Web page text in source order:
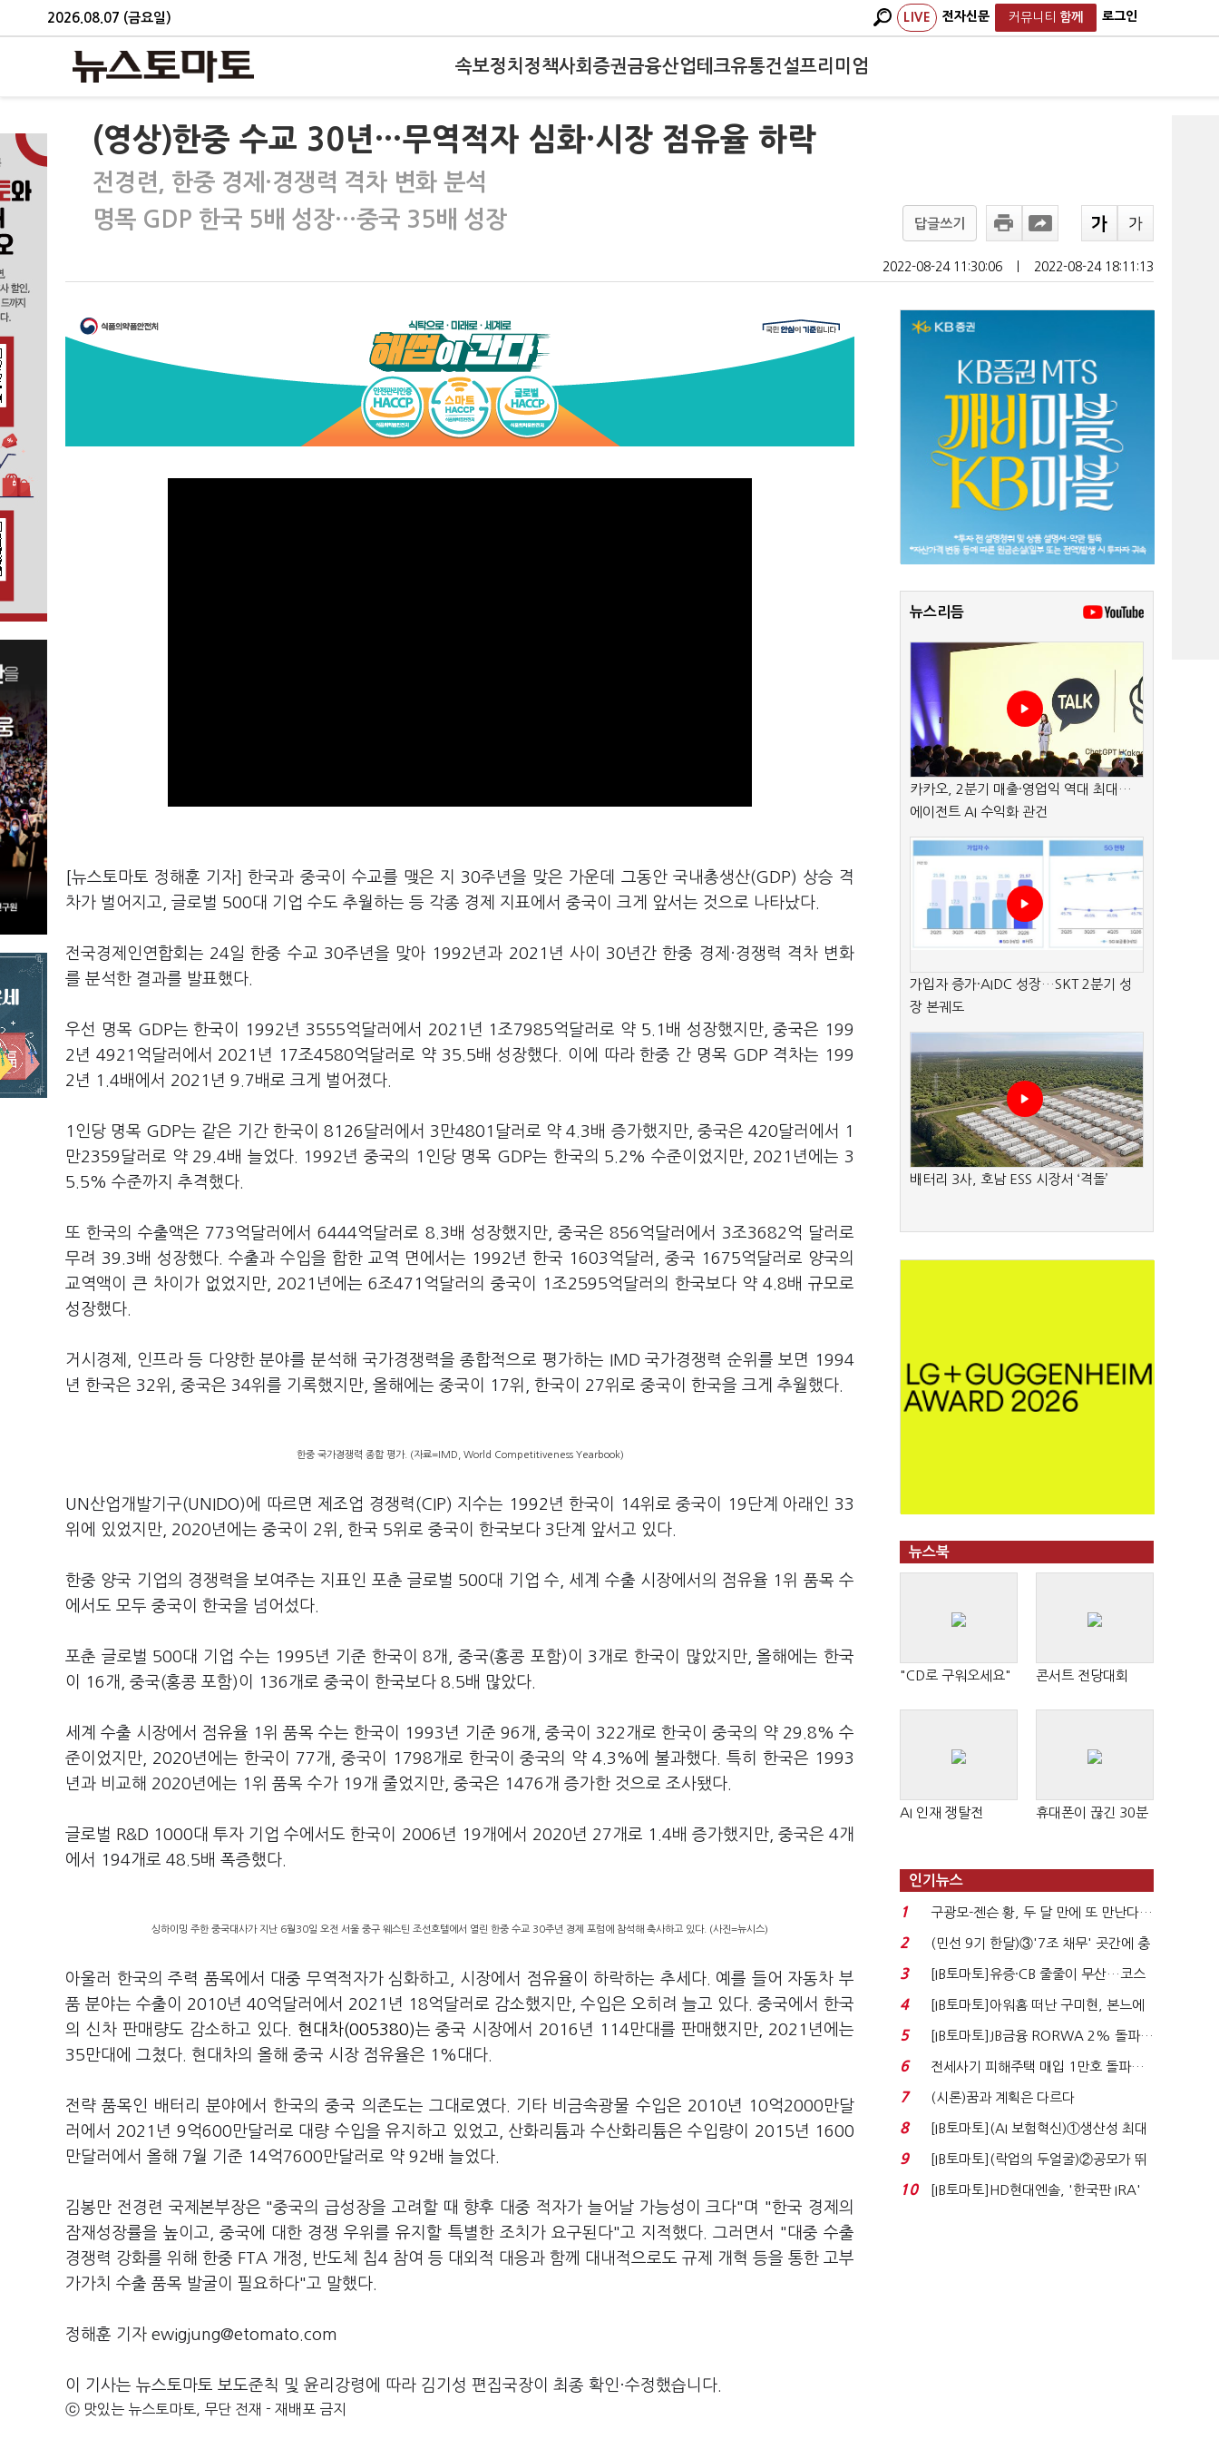
2026.08.07 (금요일) LIVE 전자신문 커뮤니티 함께 로그인
속보정치 정책사회 증권금융산업테크유통건설프리미엄
(영상)한중 수교 30년…무역적자 심화·시장 점유율 하락
전경련, 한중 경제·경쟁력 격차 변화 분석
명목 GDP 한국 5배 성장…중국 35배 성장
답글쓰기
2022-08-24 11:30:06 2022-08-24 18:11:13
[뉴스토마토 정해훈 기자] 한국과 중국이 수교를 맺은 지 30주년을 맞은 가운데 그동안 국내총생산(GDP) 상승 격
차가 벌어지고, 글로벌 500대 기업 수도 추월하는 등 각종 경제 지표에서 중국이 크게 앞서는 것으로 나타났다.
전국경제인연합회는 24일 한중 수교 30주년을 맞아 1992년과 2021년 사이 30년간 한중 경제·경쟁력 격차 변화
를 분석한 결과를 발표했다.
우선 명목 GDP는 한국이 1992년 3555억달러에서 2021년 1조7985억달러로 약 5.1배 성장했지만, 중국은 199
2년 4921억달러에서 2021년 17조4580억달러로 약 35.5배 성장했다. 이에 따라 한중 간 명목 GDP 격차는 199
2년 1.4배에서 2021년 9.7배로 크게 벌어졌다.
1인당 명목 GDP는 같은 기간 한국이 8126달러에서 3만4801달러로 약 4.3배 증가했지만, 중국은 420달러에서 1
만2359달러로 약 29.4배 늘었다. 1992년 중국의 1인당 명목 GDP는 한국의 5.2% 수준이었지만, 2021년에는 3
5.5% 수준까지 추격했다.
또 한국의 수출액은 773억달러에서 6444억달러로 8.3배 성장했지만, 중국은 856억달러에서 3조3682억 달러로
무려 39.3배 성장했다. 수출과 수입을 합한 교역 면에서는 1992년 한국 1603억달러, 중국 1675억달러로 양국의
교역액이 큰 차이가 없었지만, 2021년에는 6조471억달러의 중국이 1조2595억달러의 한국보다 약 4.8배 규모로
성장했다.
거시경제, 인프라 등 다양한 분야를 분석해 국가경쟁력을 종합적으로 평가하는 IMD 국가경쟁력 순위를 보면 1994
년 한국은 32위, 중국은 34위를 기록했지만, 올해에는 중국이 17위, 한국이 27위로 중국이 한국을 크게 추월했다.
한중 국가경쟁력 종합 평가. (자료=IMD, World Competitiveness Yearbook)
UN산업개발기구(UNIDO)에 따르면 제조업 경쟁력(CIP) 지수는 1992년 한국이 14위로 중국이 19단계 아래인 33
위에 있었지만, 2020년에는 중국이 2위, 한국 5위로 중국이 한국보다 3단계 앞서고 있다.
한중 양국 기업의 경쟁력을 보여주는 지표인 포춘 글로벌 500대 기업 수, 세계 수출 시장에서의 점유율 1위 품목 수
에서도 모두 중국이 한국을 넘어섰다.
포춘 글로벌 500대 기업 수는 1995년 기준 한국이 8개, 중국(홍콩 포함)이 3개로 한국이 많았지만, 올해에는 한국
이 16개, 중국(홍콩 포함)이 136개로 중국이 한국보다 8.5배 많았다.
세계 수출 시장에서 점유율 1위 품목 수는 한국이 1993년 기준 96개, 중국이 322개로 한국이 중국의 약 29.8% 수
준이었지만, 2020년에는 한국이 77개, 중국이 1798개로 한국이 중국의 약 4.3%에 불과했다. 특히 한국은 1993
년과 비교해 2020년에는 1위 품목 수가 19개 줄었지만, 중국은 1476개 증가한 것으로 조사됐다.
글로벌 R&D 1000대 투자 기업 수에서도 한국이 2006년 19개에서 2020년 27개로 1.4배 증가했지만, 중국은 4개
에서 194개로 48.5배 폭증했다.
싱하이밍 주한 중국대사가 지난 6월30일 오전 서울 중구 웨스틴 조선호텔에서 열린 한중 수교 30주년 경제 포럼에 참석해 축사하고 있다. (사진=뉴시스)
아울러 한국의 주력 품목에서 대중 무역적자가 심화하고, 시장에서 점유율이 하락하는 추세다. 예를 들어 자동차 부
품 분야는 수출이 2010년 40억달러에서 2021년 18억달러로 감소했지만, 수입은 오히려 늘고 있다. 중국에서 한국
의 신차 판매량도 감소하고 있다. 현대차(005380)는 중국 시장에서 2016년 114만대를 판매했지만, 2021년에는
35만대에 그쳤다. 현대차의 올해 중국 시장 점유율은 1%대다.
전략 품목인 배터리 분야에서 한국의 중국 의존도는 그대로였다. 기타 비금속광물 수입은 2010년 10억2000만달
러에서 2021년 9억600만달러로 대량 수입을 유지하고 있었고, 산화리튬과 수산화리튬은 수입량이 2015년 1600
만달러에서 올해 7월 기준 14억7600만달러로 약 92배 늘었다.
김봉만 전경련 국제본부장은 "중국의 급성장을 고려할 때 향후 대중 적자가 늘어날 가능성이 크다"며 "한국 경제의
잠재성장률을 높이고, 중국에 대한 경쟁 우위를 유지할 특별한 조치가 요구된다"고 지적했다. 그러면서 "대중 수출
경쟁력 강화를 위해 한중 FTA 개정, 반도체 칩4 참여 등 대외적 대응과 함께 대내적으로도 규제 개혁 등을 통한 고부
가가치 수출 품목 발굴이 필요하다"고 말했다.
정해훈 기자 ewigjung@etomato.com
이 기사는 뉴스토마토 보도준칙 및 윤리강령에 따라 김기성 편집국장이 최종 확인·수정했습니다.
ⓒ 맛있는 뉴스토마토, 무단 전재 - 재배포 금지
뉴스리듬
카카오, 2분기 매출·영업익 역대 최대…
에이전트 AI 수익화 관건
가입자 증가·AIDC 성장…SKT 2분기 성
장 본궤도
배터리 3사, 호남 ESS 시장서 ‘격돌’
뉴스북
"CD로 구워오세요" 콘서트 전당대회
AI 인재 쟁탈전 휴대폰이 끊긴 30분
인기뉴스
1
구광모-젠슨 황, 두 달 만에 또 만난다…
로봇·AI 등 논...
2
(민선 9기 한달)③'7조 채무' 곳간에 충
격…추미애, 20년...
3
[IB토마토]유증·CB 줄줄이 무산…코스
닥 벌점 급증에 ...
4
[IB토마토]아워홈 떠난 구미현, 본느에
340억 베팅…가...
5
[IB토마토]JB금융 RORWA 2% 돌파…
실적 견인은 은행 ...
6
전세사기 피해주택 매입 1만호 돌파…
누적 피해자 4만2...
7 (시론)꿈과 계획은 다르다
8
[IB토마토](AI 보험혁신)①생산성 최대
80% 개선…현실...
9
[IB토마토](락업의 두얼굴)②공모가 뛰
자 첫날 매도…FI ...
10
[IB토마토]HD현대엔솔, '한국판 IRA'